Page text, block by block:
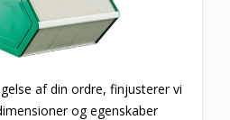
af din ordre, finjusterer vi
og egenskaber